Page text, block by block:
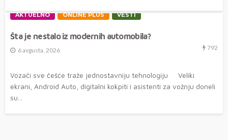
AKTUELNO ONLINE PLUS VESTI
Šta je nestalo iz modernih automobila?
6 avgusta, 2026 792
Vozači sve češće traže jednostavniju tehnologiju Veliki
ekrani, Android Auto, digitalni kokpiti i asistenti za vožnju doneli
su...